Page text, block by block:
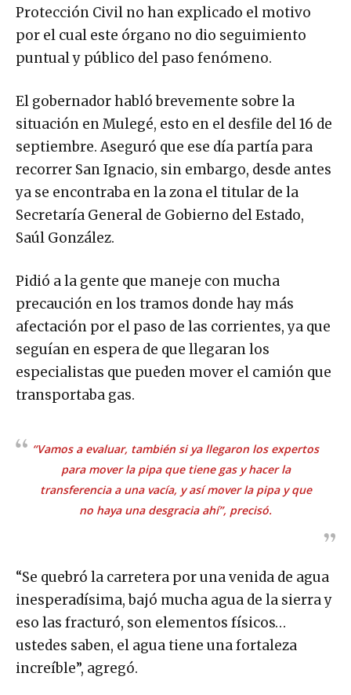
Protección Civil no han explicado el motivo
por el cual este órgano no dio seguimiento
puntual y público del paso fenómeno.
El gobernador habló brevemente sobre la
situación en Mulegé, esto en el desfile del 16 de
septiembre. Aseguró que ese día partía para
recorrer San Ignacio, sin embargo, desde antes
ya se encontraba en la zona el titular de la
Secretaría General de Gobierno del Estado,
Saúl González.
Pidió a la gente que maneje con mucha
precaución en los tramos donde hay más
afectación por el paso de las corrientes, ya que
seguían en espera de que llegaran los
especialistas que pueden mover el camión que
transportaba gas.
“Vamos a evaluar, también si ya llegaron los expertos
para mover la pipa que tiene gas y hacer la
transferencia a una vacía, y así mover la pipa y que
no haya una desgracia ahí”, precisó.
“Se quebró la carretera por una venida de agua
inesperadísima, bajó mucha agua de la sierra y
eso las fracturó, son elementos físicos…
ustedes saben, el agua tiene una fortaleza
increíble”, agregó.